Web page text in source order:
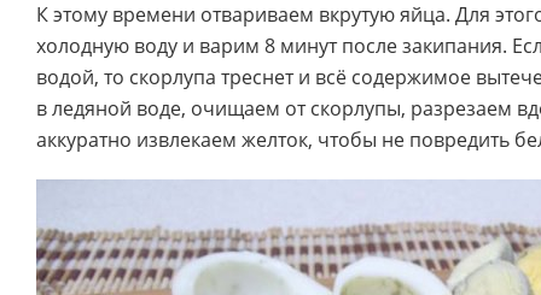
К этому времени отвариваем вкрутую яйца. Для
холодную воду и варим 8 минут после закипания.
водой, то скорлупа треснет и всё содержимое
в ледяной воде, очищаем от скорлупы, разрезаем
аккуратно извлекаем желток, чтобы не повредить